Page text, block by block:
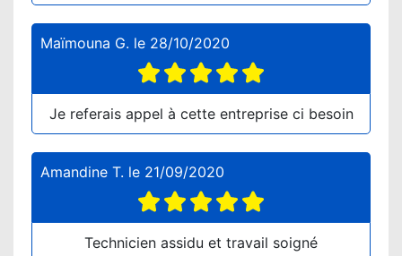
Maïmouna G. le 28/10/2020
Je referais appel à cette entreprise ci besoin
Amandine T. le 21/09/2020
Technicien assidu et travail soigné